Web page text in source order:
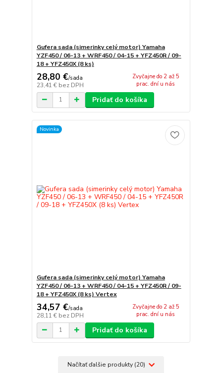
Gufera sada (simerinky celý motor) Yamaha
YZF450 / 06-13 + WRF450 / 04-15 + YFZ450R / 09-
18 + YFZ450X (8 ks)
28,80 €/sada
23,41 € bez DPH
Zvyčajne do 2 až 5
prac. dní u nás
Pridať do košíka
Novinka
Gufera sada (simerinky celý motor) Yamaha
YZF450 / 06-13 + WRF450 / 04-15 + YFZ450R / 09-
18 + YFZ450X (8 ks) Vertex
34,57 €/sada
28,11 € bez DPH
Zvyčajne do 2 až 5
prac. dní u nás
Pridať do košíka
Načítať ďalšie produkty (20)